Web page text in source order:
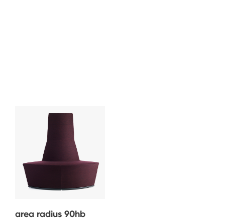
area radius 90hb